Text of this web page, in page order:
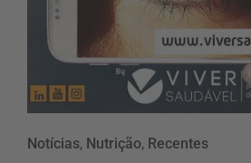
Notícias, Nutrição, Recentes